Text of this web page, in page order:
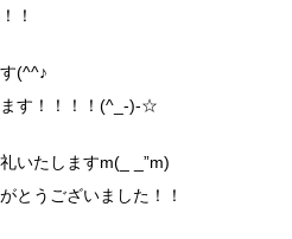
！
(^^♪
す！！！！(^_-)-☆
いたしますm(_ _”m)
とうございました！！